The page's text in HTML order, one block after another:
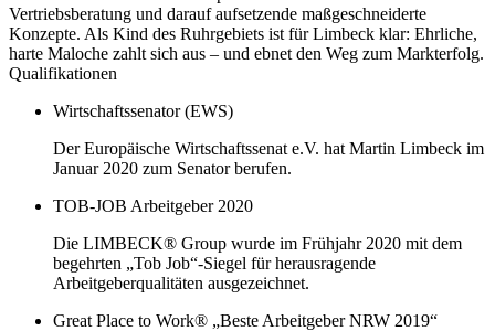
Vertriebsberatung und darauf aufsetzende maßgeschneiderte
Konzepte. Als Kind des Ruhrgebiets ist für Limbeck klar: Ehrliche,
harte Maloche zahlt sich aus – und ebnet den Weg zum Markterfolg.
Qualifikationen
Wirtschaftssenator (EWS)
Der Europäische Wirtschaftssenat e.V. hat Martin Limbeck im
Januar 2020 zum Senator berufen.
TOB-JOB Arbeitgeber 2020
Die LIMBECK® Group wurde im Frühjahr 2020 mit dem
begehrten „Tob Job“-Siegel für herausragende
Arbeitgeberqualitäten ausgezeichnet.
Great Place to Work® „Beste Arbeitgeber NRW 2019“